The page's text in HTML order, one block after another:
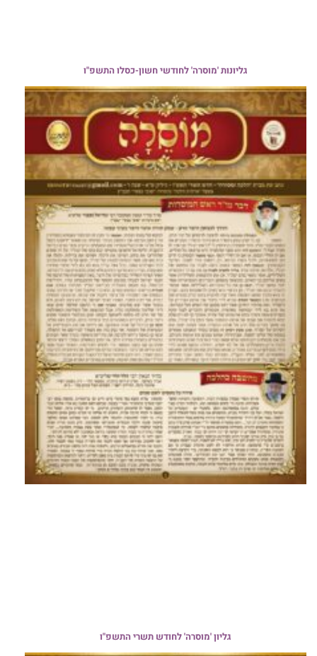
גליונות 'מוסרה' לחודשי חשון-כסלו התשפ"ו
גליון 'מוסרה' לחודש תשרי התשפ"ו